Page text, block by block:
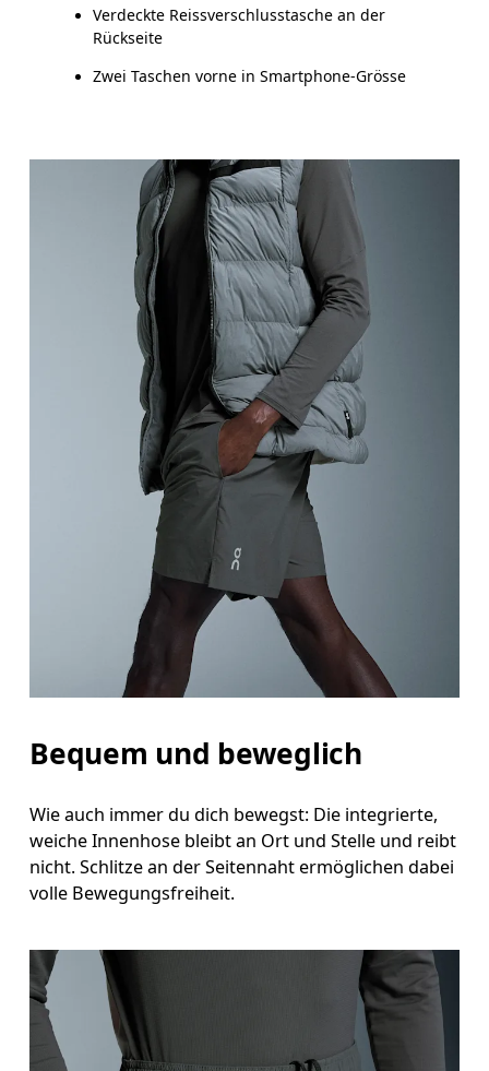
Miss den Umfang deiner natürlichen Taille.
Miss um die breiteste Stelle deiner Hüfte herum.
Oberschenkel
herum.
Schrittlänge
Stell dich mit durchgedrückten Knien hin, die Füsse leicht auseinander. Miss von der obersten Stelle deines
Innenbeins bis hinunter zum Knöchel.
Verdeckte Reissverschlusstasche an der
Rückseite
Zwei Taschen vorne in Smartphone-Grösse
Bequem und beweglich
Wie auch immer du dich bewegst: Die integrierte,
weiche Innenhose bleibt an Ort und Stelle und reibt
nicht. Schlitze an der Seitennaht ermöglichen dabei
volle Bewegungsfreiheit.